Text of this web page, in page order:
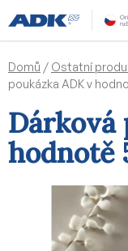
na
obsah
Domů / Ostatní
poukázka ADK v
Dárková
hodnotě